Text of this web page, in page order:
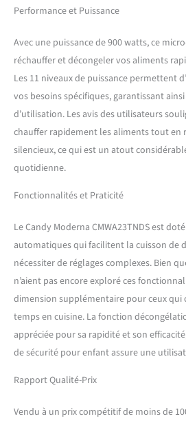
vous
façon
plats
Performance et Puissance
Avec une puissance de 900 watts, ce
réchauffer et décongeler vos aliments
Les 11 niveaux de puissance permettent
vos besoins spécifiques, garantissant
d’utilisation. Les avis des utilisateurs
chauffer rapidement les aliments tout
silencieux, ce qui est un atout
quotidienne.
Fonctionnalités et Praticité
Le Candy Moderna CMWA23TNDS est
automatiques qui facilitent la cuisson de
nécessiter de réglages complexes. Bien
n’aient pas encore exploré ces
dimension supplémentaire pour ceux
temps en cuisine. La fonction
appréciée pour sa rapidité et son
de sécurité pour enfant assure une
Rapport Qualité-Prix
Vendu à un prix compétitif de moins de